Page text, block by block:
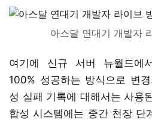
아스달 연대기 개발자
여기에 신규 서버 뉴월드에
100% 성공하는 방식으로 변
성 실패 기록에 대해서는 사용
합성 시스템에는 중간 천장 단